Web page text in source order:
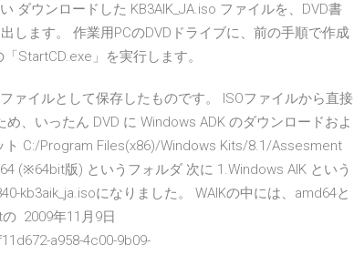
ダウンロードした KB3AIK_JA.iso ファイルを、DVD書
します。 作業用PCのDVDドライブに、前の手順で作成
StartCD.exe」を実行します。
ァイルとして保存したものです。 ISOファイルから直接
、いったん DVD に Windows ADK のダウンロードおよ
C:/Program Files(x86)/Windows Kits/8.1/Assesment
(※64bit版) というフォルダ 次に 1.Windows AIK という
kb3aik_ja.isoになりました。 WAIKの中には、amd64と
2009年11月9日
a958-4c00-9b09-